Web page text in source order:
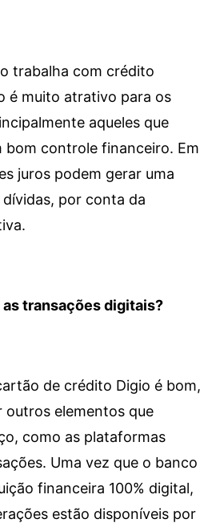
trabalha com crédito
é muito atrativo para os
aqueles que
bom controle financeiro. Em
juros podem gerar uma
dívidas, por conta da
transações digitais?
de crédito Digio é bom,
outros elementos que
como as plataformas
Uma vez que o banco
financeira 100% digital,
estão disponíveis por